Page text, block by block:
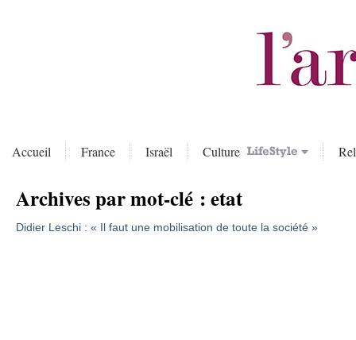
Accueil France Israël Culture
Archives par mot-clé :etat
Didier Leschi : « Il faut une mobilisation de toute la société »